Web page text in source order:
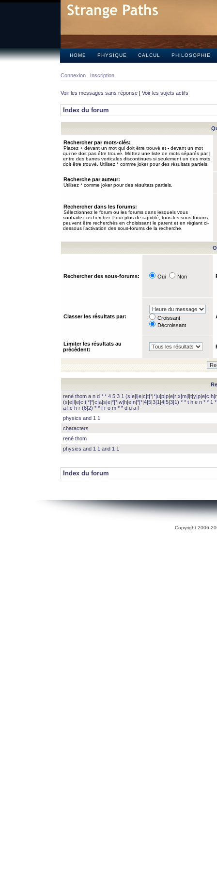
HOME PHYSIQUE CALCUL PHILOSOPHIE
Connexion Inscription
Voir les messages sans réponse | Voir les sujets actifs
Index du forum
Rechercher par mots-clés:
Placez + devant un mot qui doit être trouvé et - devant un mot
qui ne doit pas être trouvé. Mettez une liste de mots séparés par|
entre des barres verticales discontinues si seulement un des mots
doit être trouvé. Utilisez * comme joker pour des résultats partiels.
Recherche par auteur:
Utilisez * comme joker pour des résultats partiels.
Rechercher dans les forums:
Sélectionnez le forum ou les forums dans lesquels vous
souhaitez rechercher. Pour plus de rapidité, tous les sous-forums
peuvent être recherchés en choisissant le parent et en réglant ci-
dessous l’activation des sous-forums de la recherche.
Rechercher des sous-forums: Oui Non
Classer les résultats par:
Croissant
Décroissant
Limiter les résultats au
précédent:
rené thom a n d * * 4 5 3 1
(s|e|l|e|c|t|*|*|c|a|s|e|*|*|w|h|e|n|*|*|4|5|3|1|4|5|3|1) * * t h e n * * 1
a l c h r (6|2) * * f r o m * * d u a l -
physics and 1 1
characters
rené thom
physics and 1 1 and 1 1
Index du forum
Copyright 2006-